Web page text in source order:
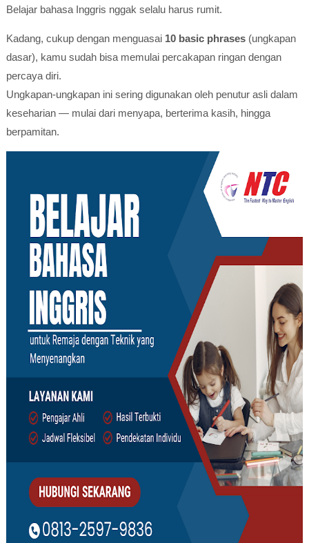
Belajar bahasa Inggris nggak selalu harus rumit.
Kadang, cukup dengan menguasai 10 basic phrases(ungkapan
dasar), kamu sudah bisa memulai percakapan ringan dengan
percaya diri.
Ungkapan-ungkapan ini sering digunakan oleh penutur asli dalam
keseharian — mulai dari menyapa, berterima kasih, hingga
berpamitan.